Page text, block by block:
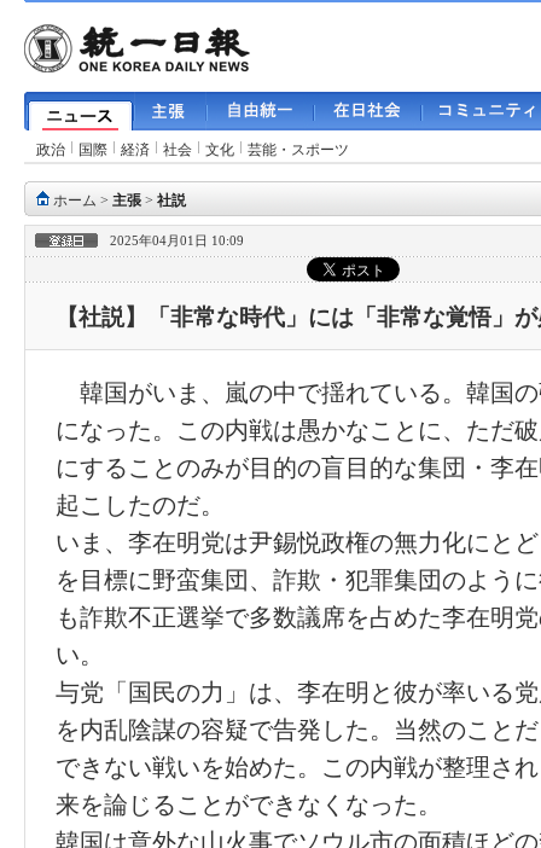
政治 国際 経済 社会 文化 芸能・スポーツ
ホーム > 主張> 社説
2025年04月01日 10:09
【社説】「非常な時代」には「非常な覚悟」
韓国がいま、嵐の中で揺れている。韓国
になった。この内戦は愚かなことに、ただ
にすることのみが目的の盲目的な集団・李
起こしたのだ。
いま、李在明党は尹錫悦政権の無力化にと
を目標に野蛮集団、詐欺・犯罪集団のよう
も詐欺不正選挙で多数議席を占めた李在明
い。
与党「国民の力」は、李在明と彼が率いる
を内乱陰謀の容疑で告発した。当然のこと
できない戦いを始めた。この内戦が整理さ
来を論じることができなくなった。
韓国は意外な山火事でソウル市の面積ほど